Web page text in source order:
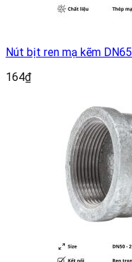
Nút bịt ren mạ kẽm DN65
164₫